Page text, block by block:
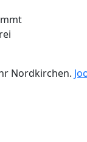
Nordkirchen.